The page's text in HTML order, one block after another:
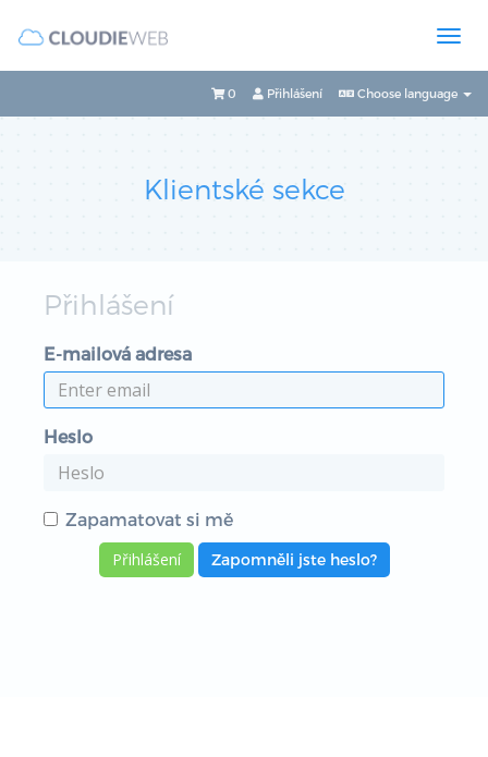
Choose language
Přihlášení
0
Klientské sekce
Přihlášení
E-mailová adresa
Heslo
Zapamatovat si mě
Zapomněli jste heslo?